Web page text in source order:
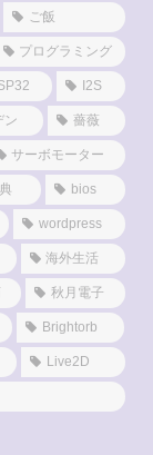
ご飯
プログラミング
I2S
ン 薔薇
サーボモーター
bios
wordpress
海外生活
秋月電子
Brightorb
Live2D